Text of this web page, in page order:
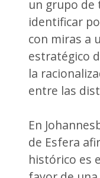
un grupo de
identificar
con miras a
estratégico
la
entre las
En
de Esfera
histórico es